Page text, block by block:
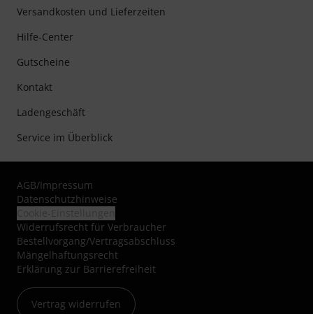
Versandkosten und Lieferzeiten
Hilfe-Center
Gutscheine
Kontakt
Ladengeschäft
Service im Überblick
AGB/Impressum
Datenschutzhinweise
Widerrufsrecht für Verbraucher
Bestellvorgang/Vertragsabschluss
Mängelhaftungsrecht
Erklärung zur Barrierefreiheit
Vertrag widerrufen